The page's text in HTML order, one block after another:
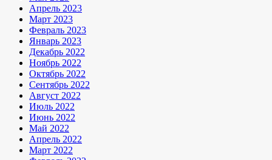
Апрель 2023
Март 2023
Февраль 2023
Январь 2023
Декабрь 2022
Ноябрь 2022
Октябрь 2022
Сентябрь 2022
Август 2022
Июль 2022
Июнь 2022
Май 2022
Апрель 2022
Март 2022